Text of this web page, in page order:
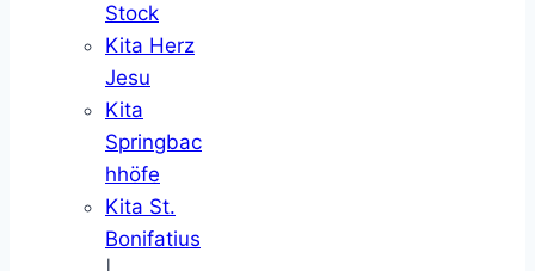
Stock
Kita Herz
Jesu
Kita
Springbac
hhöfe
Kita St.
Bonifatius